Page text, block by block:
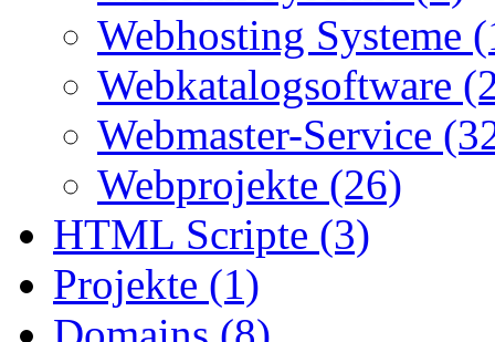
Webhosting Systeme
Webkatalogsoftware
Webmaster-Service
Webprojekte (26)
HTML Scripte (3)
Projekte (1)